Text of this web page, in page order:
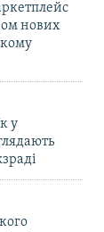
нових
у